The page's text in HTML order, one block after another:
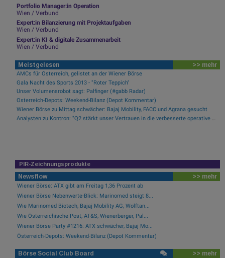
Portfolio Manager:in Operation
Wien / Verbund
Expert:in Bilanzierung mit Projektaufgaben
Wien / Verbund
Expert:in KI & digitale Zusammenarbeit
Wien / Verbund
Meistgelesen >> mehr
AMCs für Österreich, gelistet an der Wiener Börse
Gala Nacht des Sports 2013 - "Roter Teppich"
Unser Volumensrobot sagt: Palfinger (#gabb Radar)
Österreich-Depots: Weekend-Bilanz (Depot Kommentar)
Wiener Börse zu Mittag schwächer: Bajaj Mobility, FACC und Agrana gesucht
PIR-Zeichnungsprodukte
Newsflow >> mehr
Wiener Börse: ATX gibt am Freitag 1,36 Prozent ab
Wiener Börse Nebenwerte-Blick: Marinomed steigt 8...
Wie Marinomed Biotech, Bajaj Mobility AG, Wolftan...
Wie Österreichische Post, AT&S, Wienerberger, Pal...
Wiener Börse Party #1216: ATX schwächer, Bajaj Mo...
Österreich-Depots: Weekend-Bilanz (Depot Kommentar)
Börse Social Club Board >> mehr